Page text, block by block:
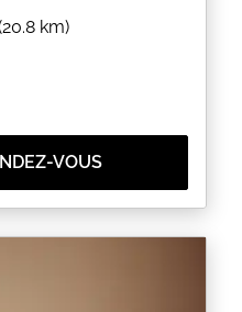
km)
VOUS